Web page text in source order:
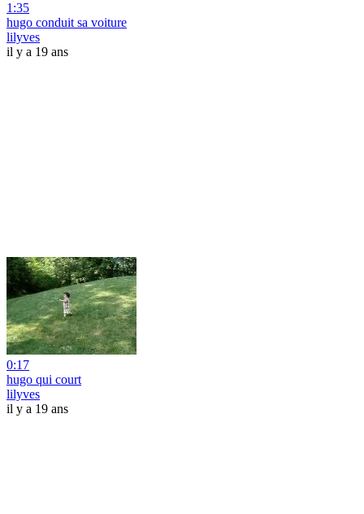
1:35
hugo conduit sa voiture
lilyves
il y a 19 ans
0:17
hugo qui court
lilyves
il y a 19 ans